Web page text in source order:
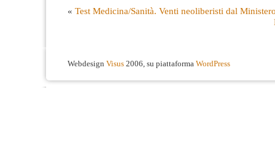
« Test Medicina/Sanità. Venti neoliberisti dal
Webdesign Visus 2006, su piattaforma WordPress